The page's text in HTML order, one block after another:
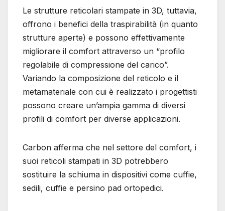
Le strutture reticolari stampate in 3D, tuttavia,
offrono i benefici della traspirabilità (in quanto
strutture aperte) e possono effettivamente
migliorare il comfort attraverso un “profilo
regolabile di compressione del carico”.
Variando la composizione del reticolo e il
metamateriale con cui è realizzato i progettisti
possono creare un’ampia gamma di diversi
profili di comfort per diverse applicazioni.
Carbon afferma che nel settore del comfort, i
suoi reticoli stampati in 3D potrebbero
sostituire la schiuma in dispositivi come cuffie,
sedili, cuffie e persino pad ortopedici.